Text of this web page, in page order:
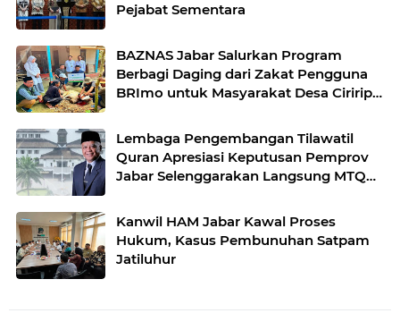
Pejabat Sementara
BAZNAS Jabar Salurkan Program
Berbagi Daging dari Zakat Pengguna
BRImo untuk Masyarakat Desa Ciririp
Lembaga Pengembangan Tilawatil
Quran Apresiasi Keputusan Pemprov
Jabar Selenggarakan Langsung MTQ
Kanwil HAM Jabar Kawal Proses
Hukum, Kasus Pembunuhan Satpam
Jatiluhur